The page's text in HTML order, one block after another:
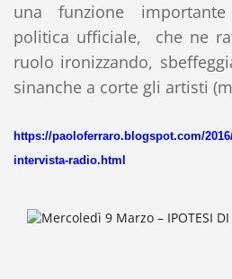
una funzione
politica ufficiale, che ne
ruolo ironizzando,
sinanche a corte gli artisti
https://paoloferraro.blogspot.com/
intervista-radio.html